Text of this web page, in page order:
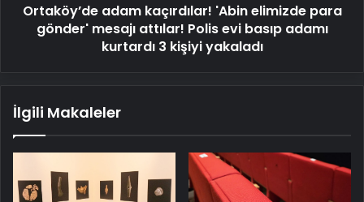
Polis
kişiyi
Ortaköy’de adam kaçırdılar! 'Abin elimizde para
gönder' mesajı attılar! Polis evi basıp adamı
kurtardı 3 kişiyi yakaladı
İlgili Makaleler